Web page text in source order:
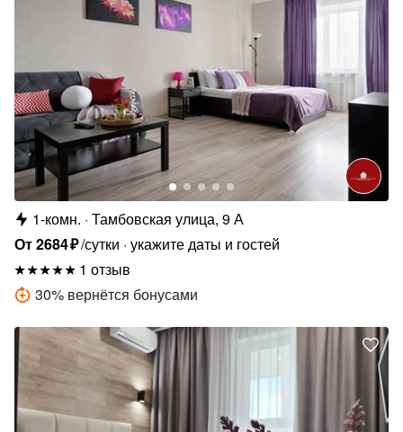
1-комн. Тамбовская улица, 9 А
От2684₽/сутки укажите даты и гостей
1 отзыв
30% вернётся бонусами